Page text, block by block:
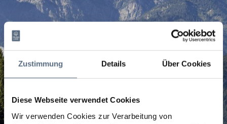
Zustimmung Details Über Cookies
Diese Webseite verwendet Cookies
Wir verwenden Cookies zur Verarbeitung von